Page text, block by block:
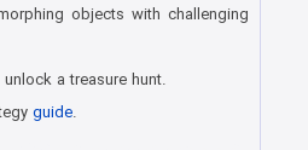
objects with challenging
a treasure hunt.
guide.